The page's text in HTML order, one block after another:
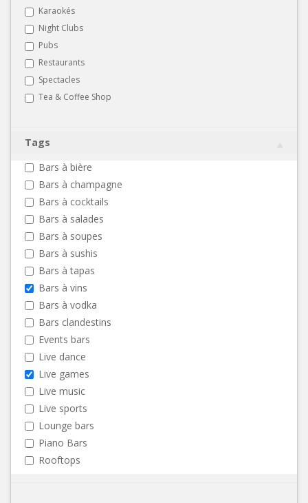
Karaokés
Night Clubs
Pubs
Restaurants
Spectacles
Tea & Coffee Shop
Tags
Bars à bière
Bars à champagne
Bars à cocktails
Bars à salades
Bars à soupes
Bars à sushis
Bars à tapas
Bars à vins
Bars à vodka
Bars clandestins
Events bars
Live dance
Live games
Live music
Live sports
Lounge bars
Piano Bars
Rooftops